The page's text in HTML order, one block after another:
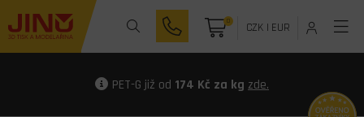
0 CZK| EUR
PET-G již od 174 Kč za kg zde.